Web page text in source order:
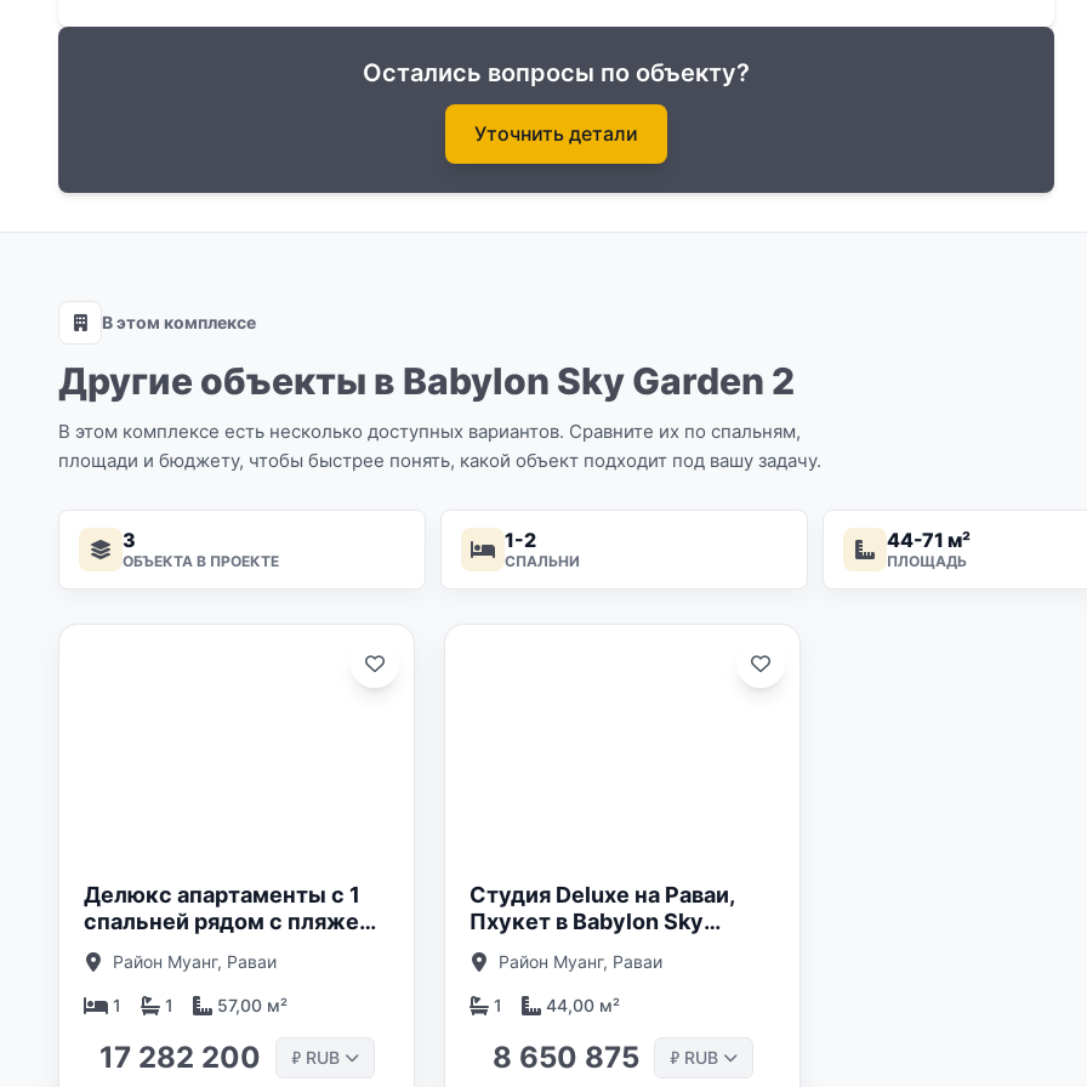
Остались вопросы по объекту?
Уточнить детали
В этом комплексе
Другие объекты в Babylon Sky Garden 2
В этом комплексе есть несколько доступных вариантов. Сравните их по спальням,
площади и бюджету, чтобы быстрее понять, какой объект подходит под вашу задачу.
3
ОБЪЕКТА В ПРОЕКТЕ
1-2
СПАЛЬНИ
44-71 м²
ПЛОЩАДЬ
Делюкс апартаменты с 1
спальней рядом с пляжем
Раваи, Пхукет в Babylon
Sky Garden 2
Район Муанг, Раваи
1 1 57,00 м²
17 282 200 ₽ RUB
Студия Deluxe на Раваи,
Пхукет в Babylon Sky
Garden 2
Район Муанг, Раваи
1 44,00 м²
8 650 875 ₽ RUB